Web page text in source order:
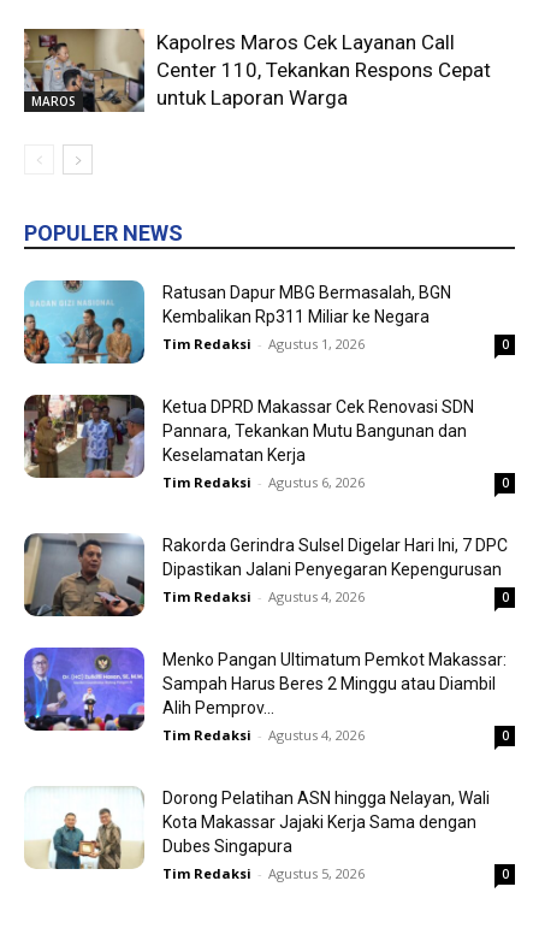
MAROS
Kapolres Maros Cek Layanan Call
Center 110, Tekankan Respons Cepat
untuk Laporan Warga
POPULER NEWS
Ratusan Dapur MBG Bermasalah, BGN
Kembalikan Rp311 Miliar ke Negara
Tim Redaksi - Agustus 1, 2026 0
Ketua DPRD Makassar Cek Renovasi SDN
Pannara, Tekankan Mutu Bangunan dan
Keselamatan Kerja
Tim Redaksi - Agustus 6, 2026 0
Rakorda Gerindra Sulsel Digelar Hari Ini, 7 DPC
Dipastikan Jalani Penyegaran Kepengurusan
Tim Redaksi - Agustus 4, 2026 0
Menko Pangan Ultimatum Pemkot Makassar:
Sampah Harus Beres 2 Minggu atau Diambil
Alih Pemprov...
Tim Redaksi - Agustus 4, 2026 0
Dorong Pelatihan ASN hingga Nelayan, Wali
Kota Makassar Jajaki Kerja Sama dengan
Dubes Singapura
Tim Redaksi - Agustus 5, 2026 0